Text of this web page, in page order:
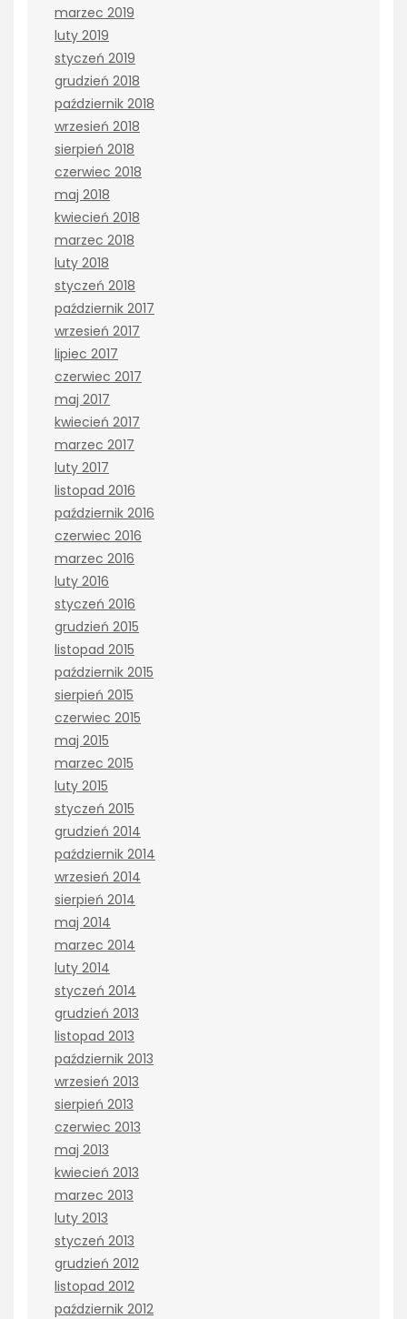
marzec 2019
luty 2019
styczeń 2019
grudzień 2018
październik 2018
wrzesień 2018
sierpień 2018
czerwiec 2018
maj 2018
kwiecień 2018
marzec 2018
luty 2018
styczeń 2018
październik 2017
wrzesień 2017
lipiec 2017
czerwiec 2017
maj 2017
kwiecień 2017
marzec 2017
luty 2017
listopad 2016
październik 2016
czerwiec 2016
marzec 2016
luty 2016
styczeń 2016
grudzień 2015
listopad 2015
październik 2015
sierpień 2015
czerwiec 2015
maj 2015
marzec 2015
luty 2015
styczeń 2015
grudzień 2014
październik 2014
wrzesień 2014
sierpień 2014
maj 2014
marzec 2014
luty 2014
styczeń 2014
grudzień 2013
listopad 2013
październik 2013
wrzesień 2013
sierpień 2013
czerwiec 2013
maj 2013
kwiecień 2013
marzec 2013
luty 2013
styczeń 2013
grudzień 2012
listopad 2012
październik 2012